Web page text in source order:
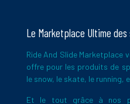
Le Marketplace Ultime
Ride And Slide Marketplace
offre pour les produits de
le snow, le skate, le running,
Et le tout grâce à nos